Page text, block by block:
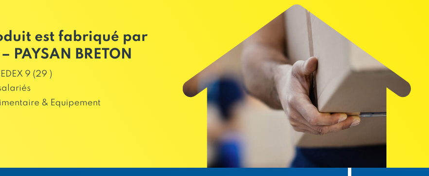
est fabriqué par
PAYSAN BRETON
9 (29 )
& Equipement